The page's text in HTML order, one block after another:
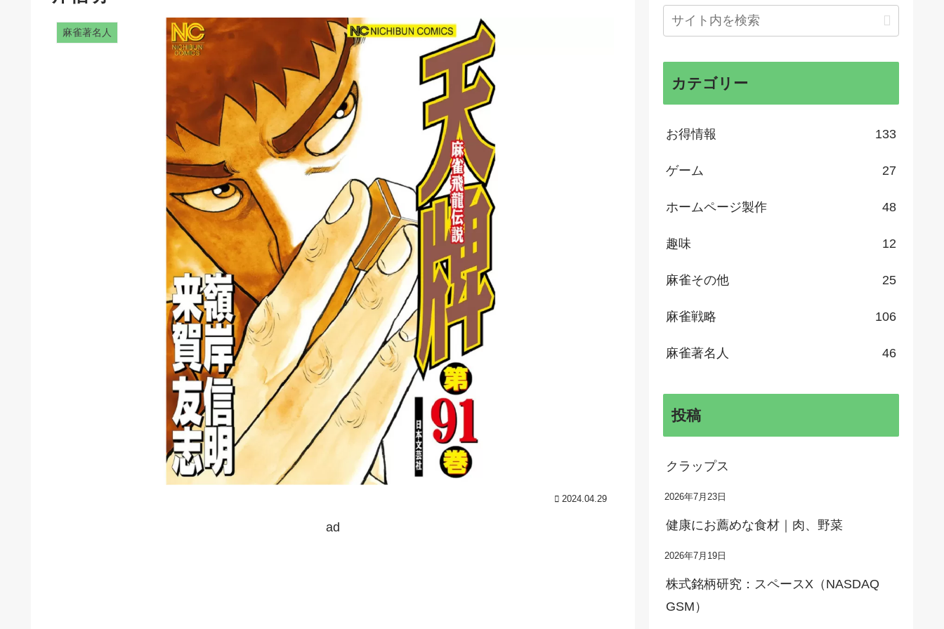
麻雀著名人
2024.04.29
ad
カテゴリー
お得情報 133
ゲーム 27
ホームページ製作 48
趣味 12
麻雀その他 25
麻雀戦略 106
麻雀著名人 46
投稿
クラップス
2026年7月23日
健康にお薦めな食材｜肉、野菜
2026年7月19日
株式銘柄研究：スペースX（NASDAQ
GSM）